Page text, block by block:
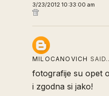
3/23/2012 10:33:00 am
MILOCANOVICH
fotografije su opet
i zgodna si jako!